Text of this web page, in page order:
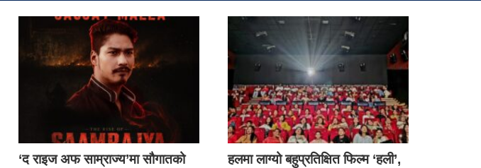
‘द राइज अफ साम्राज्य’मा सौगातको
हलमा लाग्यो बहुप्रतिक्षित फिल्म ‘हली’,